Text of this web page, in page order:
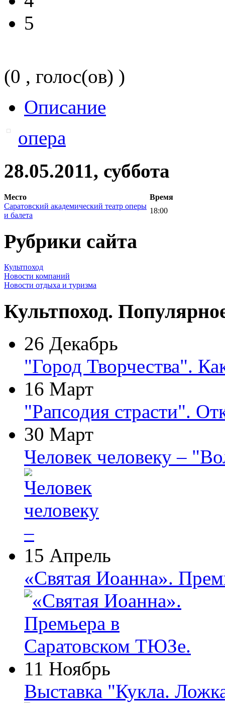
5
(0 , голос(ов) )
Описание
опера
28.05.2011, суббота
Место
Время
Саратовский академический театр оперы
и балета
18:00
Рубрики сайта
Культпоход
Новости компаний
Новости отдыха и туризма
Культпоход.
26 Декабрь
"Город Творчества".
16 Март
"Рапсодия страсти".
30 Март
Человек человеку –
15 Апрель
«Святая Иоанна».
11 Ноябрь
Выставка "Кукла.